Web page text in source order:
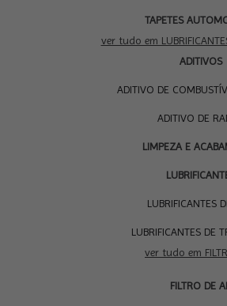
TAPETES
ver tudo em
ADITIVOS
ADITIVO DE
ADITIVO DE
LIMPEZA E
LUBRIFICANTES
LUBRIFICANTES DE
ver tudo em
FILTRO DE